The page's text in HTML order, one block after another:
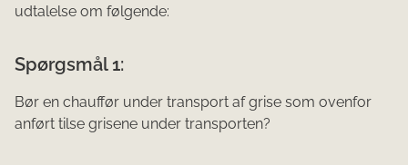
udtalelse om følgende:
Spørgsmål 1:
Bør en chauffør under transport af grise som ovenfor
anført tilse grisene under transporten?